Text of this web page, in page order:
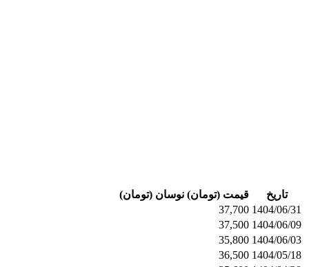
تاریخ قیمت (تومان) نوسان (تومان)
1404/06/31
37,700
1404/06/09
37,500
1404/06/03
35,800
1404/05/18
36,500